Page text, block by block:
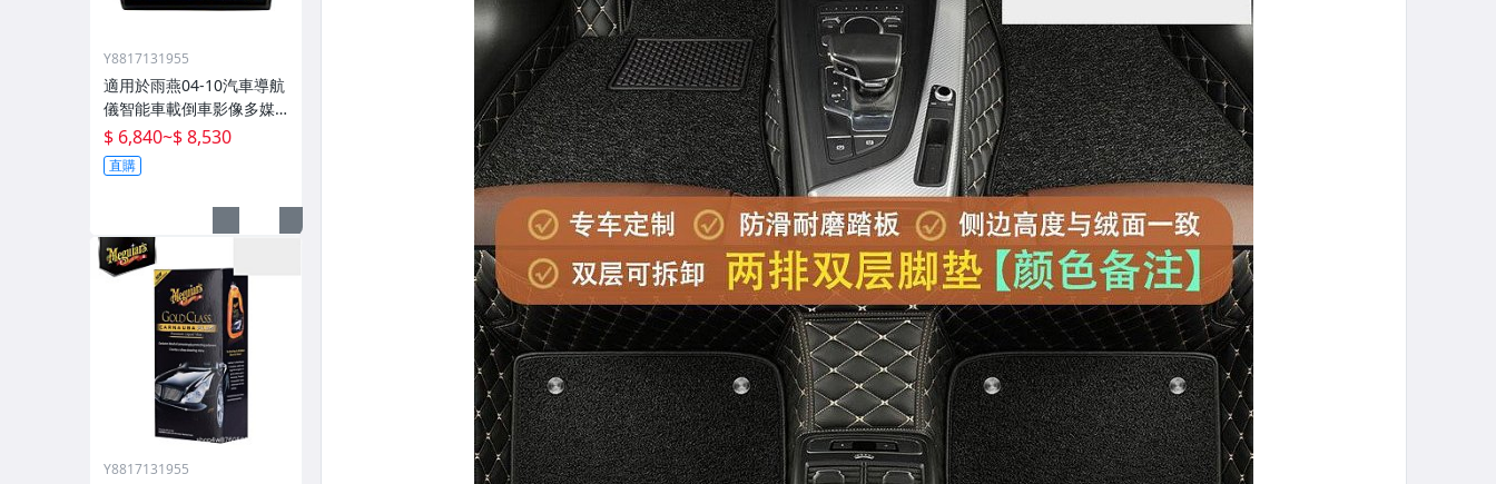
Y8817131955
適用於雨燕04-10汽車導航
儀智能車載倒車影像多媒
體一體機
$ 6,840~$ 8,530
直購
Y8817131955